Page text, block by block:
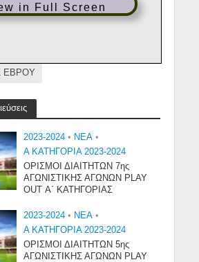
in Full Screen
ΕΒΡΟΥ
2023-2024 • NEA •
Α ΚΑΤΗΓΟΡΙΑ 2023-2024
ΟΡΙΣΜΟΙ ΔΙΑΙΤΗΤΩΝ 7ης
ΑΓΩΝΙΣΤΙΚΗΣ ΑΓΩΝΩΝ PLAY
OUT Α΄ ΚΑΤΗΓΟΡΙΑΣ
2023-2024 • NEA •
Α ΚΑΤΗΓΟΡΙΑ 2023-2024
ΟΡΙΣΜΟΙ ΔΙΑΙΤΗΤΩΝ 5ης
ΑΓΩΝΙΣΤΙΚΗΣ ΑΓΩΝΩΝ PLAY